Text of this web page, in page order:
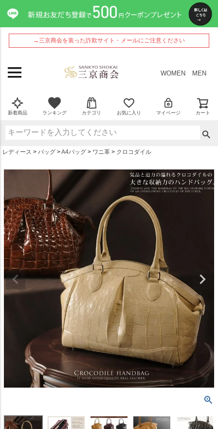
→三京商会を装った詐欺サイト・メールにご注意ください
WOMEN MEN
新着商品 ランキング カテゴリ お気に入り マイページ カート
レディース バッグ A4バッグ ワニ革 クロコダイル
ペー
ジト
ップ
へ